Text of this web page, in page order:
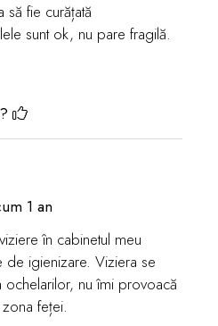
să fie curățată
sunt ok, nu pare fragilă.
1 an
în cabinetul meu
igienizare. Viziera se
nu îmi provoacă
feței.